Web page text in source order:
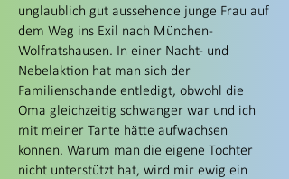
unglaublich gut aussehende junge Frau auf
dem Weg ins Exil nach München-
Wolfratshausen. In einer Nacht- und
Nebelaktion hat man sich der
Familienschande entledigt, obwohl die
Oma gleichzeitig schwanger war und ich
mit meiner Tante hätte aufwachsen
können. Warum man die eigene Tochter
nicht unterstützt hat, wird mir ewig ein